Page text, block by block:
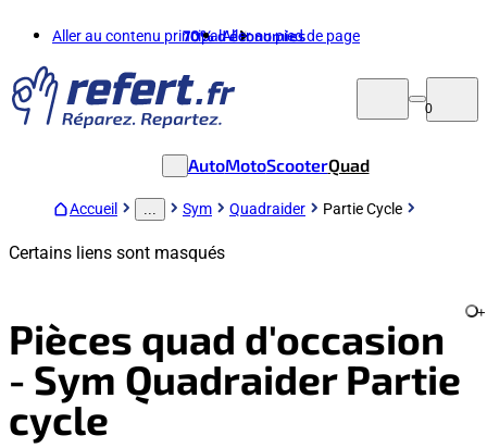
Aller au contenu principalAller au pied de page
70%d'économies
0
AutoMotoScooterQuad
Accueil Sym Quadraider Partie Cycle
Certains liens sont masqués
Pièces quad d'occasion
- Sym Quadraider Partie
cycle
+